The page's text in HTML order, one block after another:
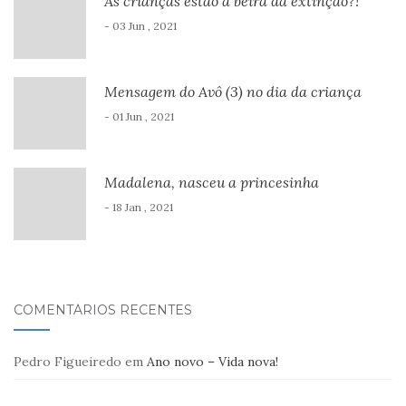
- 03 Jun , 2021
Mensagem do Avô (3) no dia da criança
- 01 Jun , 2021
Madalena, nasceu a princesinha
- 18 Jan , 2021
COMENTÁRIOS RECENTES
Pedro Figueiredo em Ano novo – Vida nova!